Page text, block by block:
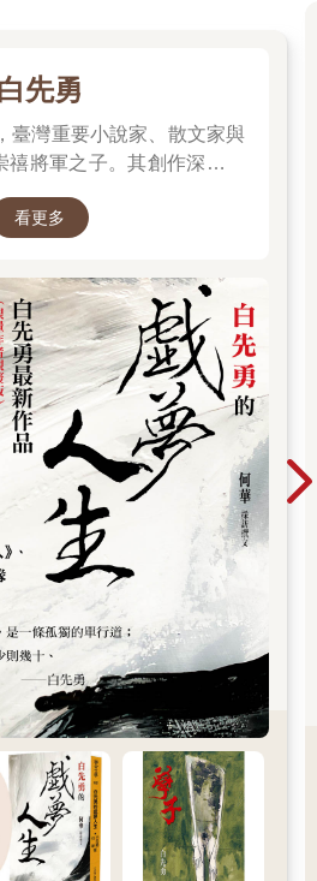
的假笑
了
訝
虛言。
刻意為之。
但逃避不了心：
責備我們。
們都看過
索隱
隻小貓。
先勇
臺灣重要小說家、散文家與
將軍之子。其創作深受中
代表作包括小說集《臺北
。除文學創作外，他亦長
夢等傳統文化的保存與推
化影響深遠。
看更多